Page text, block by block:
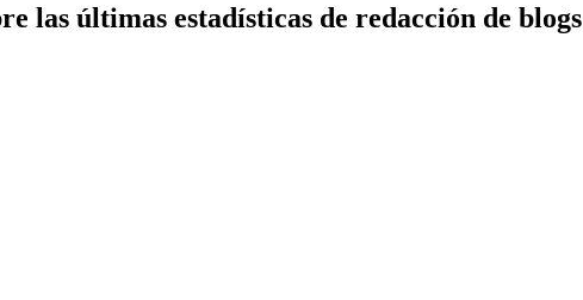
las últimas estadísticas de redacción de blogs